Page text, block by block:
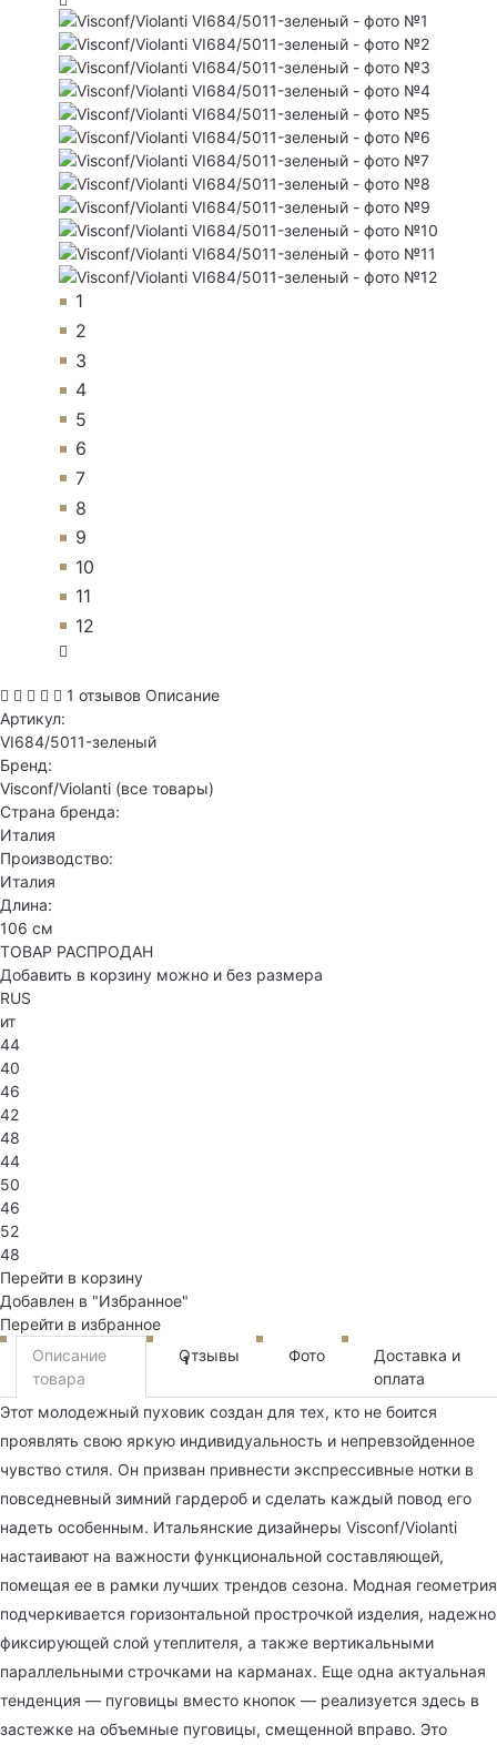
1
2
3
4
5
6
7
8
9
10
11
12
1 отзывов Описание
Артикул:
VI684/5011-зеленый
Бренд:
Visconf/Violanti (все товары)
Страна бренда:
Италия
Производство:
Италия
Длина:
106 см
ТОВАР РАСПРОДАН
Добавить в корзину можно и без размера
RUS
ит
44
40
46
42
48
44
50
46
52
48
Перейти в корзину
Добавлен в "Избранное"
Перейти в избранное
Описание
товара
Отзывы
1 Фото
Доставка и
оплата
Этот молодежный пуховик создан для тех, кто не боится
проявлять свою яркую индивидуальность и непревзойденное
чувство стиля. Он призван привнести экспрессивные нотки в
повседневный зимний гардероб и сделать каждый повод его
надеть особенным. Итальянские дизайнеры Visconf/Violanti
настаивают на важности функциональной составляющей,
помещая ее в рамки лучших трендов сезона. Модная геометрия
подчеркивается горизонтальной прострочкой изделия, надежно
фиксирующей слой утеплителя, а также вертикальными
параллельными строчками на карманах. Еще одна актуальная
тенденция — пуговицы вместо кнопок — реализуется здесь в
застежке на объемные пуговицы, смещенной вправо. Это